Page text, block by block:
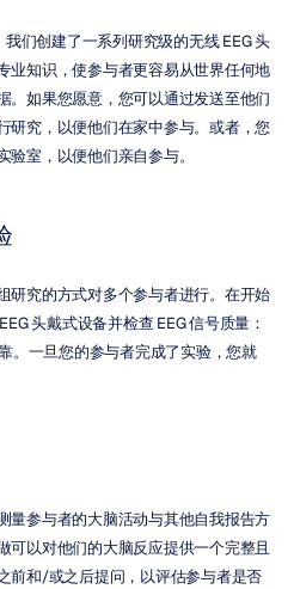
们创建了一系列研究级的无线 EEG 头
业知识，使参与者更容易从世界任何地
。如果您愿意，您可以通过发送至他们
研究，以便他们在家中参与。或者，您
室，以便他们亲自参与。
研究的方式对多个参与者进行。在开始
头戴式设备并检查 EEG 信号质量：
。一旦您的参与者完成了实验，您就
量参与者的大脑活动与其他自我报告方
可以对他们的大脑反应提供一个完整且
前和/或之后提问，以评估参与者是否